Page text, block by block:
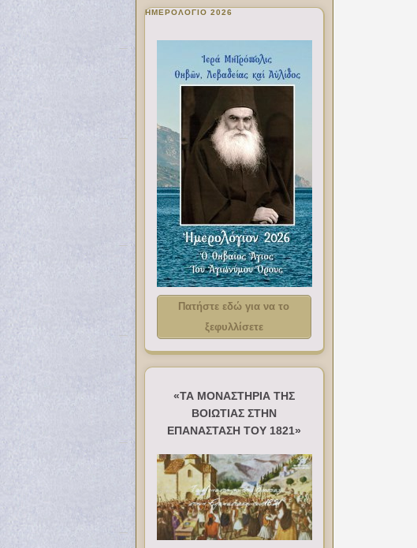
ΗΜΕΡΟΛΟΓΙΟ 2026
Πατήστε εδώ για να το
ξεφυλλίσετε
«ΤΑ ΜΟΝΑΣΤΗΡΙΑ ΤΗΣ
ΒΟΙΩΤΙΑΣ ΣΤΗΝ
ΕΠΑΝΑΣΤΑΣΗ ΤΟΥ 1821»